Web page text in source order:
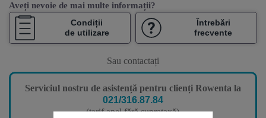
Aveți nevoie de mai multe informații?
Condiții
de utilizare
Întrebări
frecvente
Sau contactați
Serviciul nostru de asistență pentru clienți Rowenta la
021/316.87.84
(tarif apel fără suprataxă)